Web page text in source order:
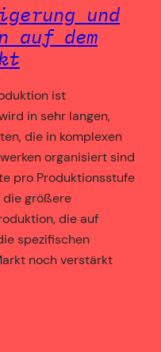
und
auf dem
ist
in sehr langen,
die in komplexen
organisiert sind
pro Produktionsstufe
die größere
die auf
spezifischen
noch verstärkt